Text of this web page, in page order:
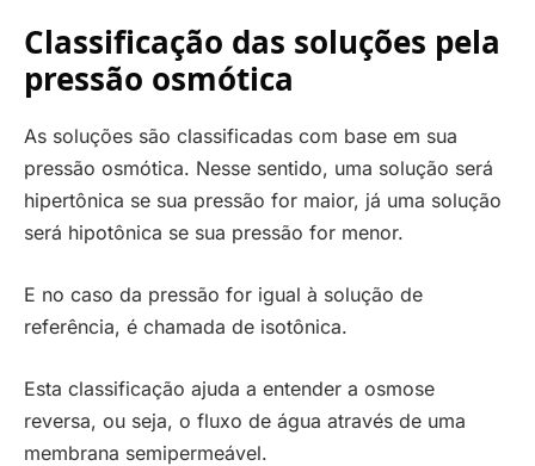
Classificação das soluções pela
pressão osmótica
As soluções são classificadas com base em sua
pressão osmótica. Nesse sentido, uma solução será
hipertônica se sua pressão for maior, já uma solução
será hipotônica se sua pressão for menor.
E no caso da pressão for igual à solução de
referência, é chamada de isotônica.
Esta classificação ajuda a entender a osmose
reversa, ou seja, o fluxo de água através de uma
membrana semipermeável.